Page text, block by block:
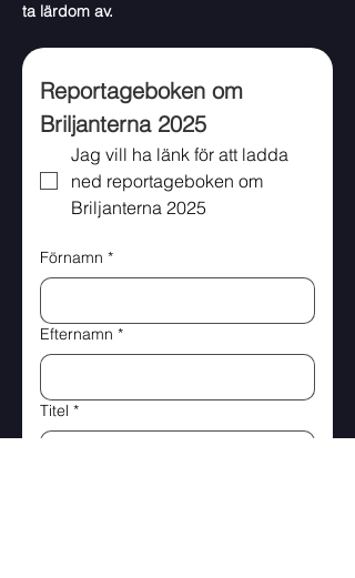
ta lärdom av.
Reportageboken om
Briljanterna 2025
Jag vill ha länk för att ladda
ned reportageboken om
Briljanterna 2025
Förnamn *
Efternamn *
Titel *